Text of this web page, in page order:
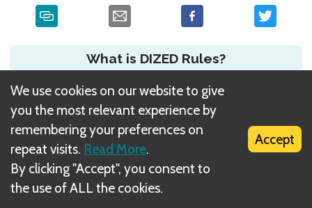
What is DIZED Rules?
We use cookies on our website to give
you the most relevant experience by
remembering your preferences on
repeat visits. Read More.
By clicking "Accept", you consent to
the use of ALL the cookies.
Accept